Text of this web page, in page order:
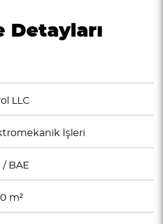
Detayları
LLC
İşleri
BAE
m²